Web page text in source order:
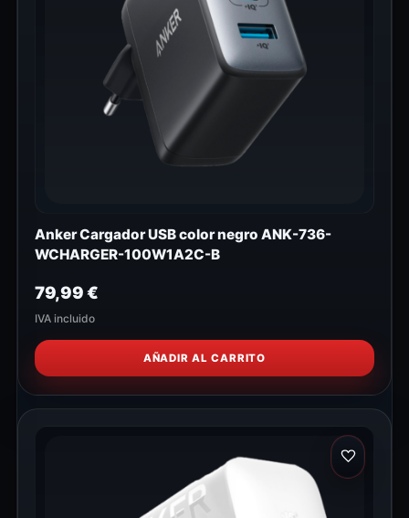
Anker Cargador USB color negro ANK-736-
WCHARGER-100W1A2C-B
79,99€
IVA incluido
AÑADIR AL CARRITO